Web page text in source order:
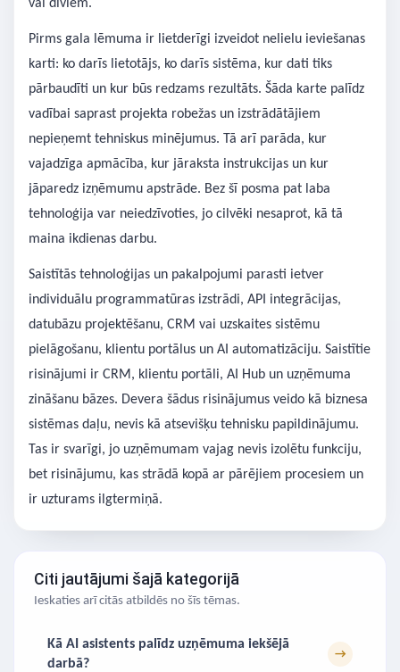
vai diviem.
Pirms gala lēmuma ir lietderīgi izveidot nelielu ieviešanas
karti: ko darīs lietotājs, ko darīs sistēma, kur dati tiks
pārbaudīti un kur būs redzams rezultāts. Šāda karte palīdz
vadībai saprast projekta robežas un izstrādātājiem
nepieņemt tehniskus minējumus. Tā arī parāda, kur
vajadzīga apmācība, kur jāraksta instrukcijas un kur
jāparedz izņēmumu apstrāde. Bez šī posma pat laba
tehnoloģija var neiedzīvoties, jo cilvēki nesaprot, kā tā
maina ikdienas darbu.
Saistītās tehnoloģijas un pakalpojumi parasti ietver
individuālu programmatūras izstrādi, API integrācijas,
datubāzu projektēšanu, CRM vai uzskaites sistēmu
pielāgošanu, klientu portālus un AI automatizāciju. Saistītie
risinājumi ir CRM, klientu portāli, AI Hub un uzņēmuma
zināšanu bāzes. Devera šādus risinājumus veido kā biznesa
sistēmas daļu, nevis kā atsevišķu tehnisku papildinājumu.
Tas ir svarīgi, jo uzņēmumam vajag nevis izolētu funkciju,
bet risinājumu, kas strādā kopā ar pārējiem procesiem un
ir uzturams ilgtermiņā.
Citi jautājumi šajā kategorijā
Ieskaties arī citās atbildēs no šīs tēmas.
Kā AI asistents palīdz uzņēmuma iekšējā
darbā?
→